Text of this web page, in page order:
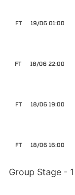
19/06 01:00
FT
18/06 22:00
FT
18/06 19:00
FT
18/06 16:00
FT
Group Stage - 1